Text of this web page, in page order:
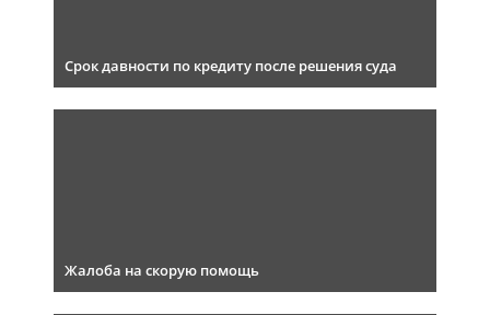
Срок давности по кредиту после решения суда
Жалоба на скорую помощь